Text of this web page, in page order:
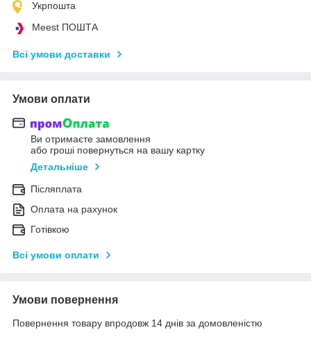
Укрпошта
Meest ПОШТА
Всі умови доставки
Умови оплати
Ви отримаєте замовлення
або гроші повернуться на вашу картку
Детальніше
Післяплата
Оплата на рахунок
Готівкою
Всі умови оплати
Умови повернення
Повернення товару впродовж 14 днів за домовленістю